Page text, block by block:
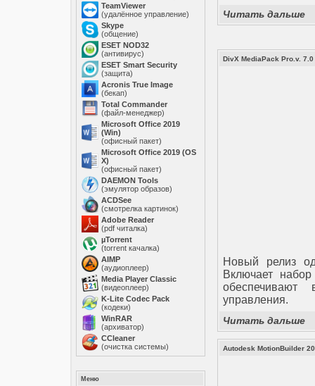
TeamViewer
(удалённое управление)
Skype
(общение)
ESET NOD32
(антивирус)
ESET Smart Security
(защита)
Acronis True Image
(бекап)
Total Commander
(файл-менеджер)
Microsoft Office 2019
(Win)
(офисный пакет)
Microsoft Office 2019 (OS
X)
(офисный пакет)
DAEMON Tools
(эмулятор образов)
ACDSee
(смотрелка картинок)
Adobe Reader
(pdf читалка)
µTorrent
(torrent качалка)
AIMP
(аудиоплеер)
Media Player Classic
(видеоплеер)
K-Lite Codec Pack
(кодеки)
WinRAR
(архиватор)
ССleaner
(очистка системы)
Меню
Читать дальше
DivX MediaPack Pro.v. 7.0
Новый релиз
Включает
обеспечивают
управления.
Читать дальше
Autodesk MotionBuilder